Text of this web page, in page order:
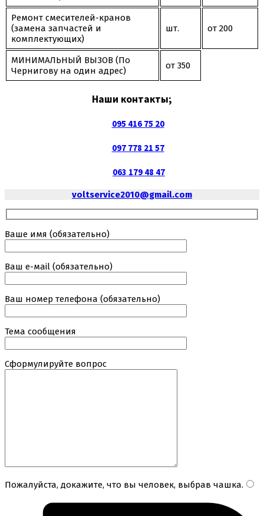
Ремонт смесителей-кранов
(замена запчастей и
комплектующих)
шт. от 200
МИНИМАЛЬНЫЙ ВЫЗОВ (По
Чернигову на один адрес)
от 350
Наши контакты;
095 416 75 20
097 778 21 57
063 179 48 47
voltservice2010@gmail.com
Ваше имя (обязательно)
Ваш е-маil (обязательно)
Ваш номер телефона (обязательно)
Тема сообщения
Сформулируйте вопрос
Пожалуйста, докажите, что вы человек, выбрав чашка.